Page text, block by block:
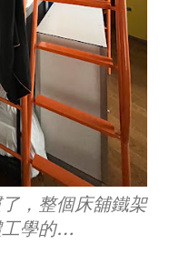
，整個床舖鐵架
工學的…